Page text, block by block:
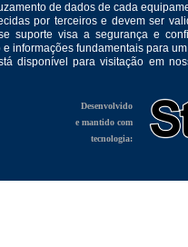
de dados de cada
por terceiros e devem ser
suporte visa a segurança e
informações fundamentais para
disponível para visitação em
Desenvolvido
e mantido com
tecnologia: